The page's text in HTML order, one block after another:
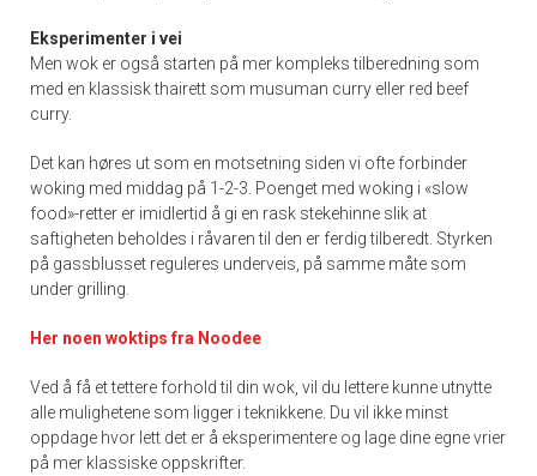
Eksperimenter i vei
Men wok er også starten på mer kompleks tilberedning som
med en klassisk thairett som musuman curry eller red beef
curry.
Det kan høres ut som en motsetning siden vi ofte forbinder
woking med middag på 1-2-3. Poenget med woking i «slow
food»-retter er imidlertid å gi en rask stekehinne slik at
saftigheten beholdes i råvaren til den er ferdig tilberedt. Styrken
på gassblusset reguleres underveis, på samme måte som
under grilling.
Her noen woktips fra Noodee
Ved å få et tettere forhold til din wok, vil du lettere kunne utnytte
alle mulighetene som ligger i teknikkene. Du vil ikke minst
oppdage hvor lett det er å eksperimentere og lage dine egne vrier
på mer klassiske oppskrifter.